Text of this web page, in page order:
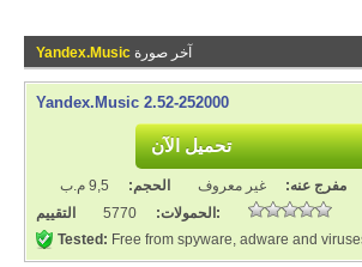
Yandex.Music آخر صورة
Yandex.Music 2.52-252000
تحميل الآن
مفرج عنه: غير معروف الحجم:
9,5 م.ب
الحمولات:
5770
التقييم:
Tested: Free from spyware, adware and